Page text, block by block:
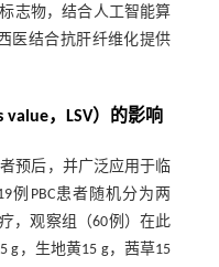
志物，结合人工智能算
医结合抗肝纤维化提供
，LSV）的影响
预后，并广泛应用于临
例PBC患者随机分为两
，观察组（60例）在此
g，生地黄15 g，茜草15